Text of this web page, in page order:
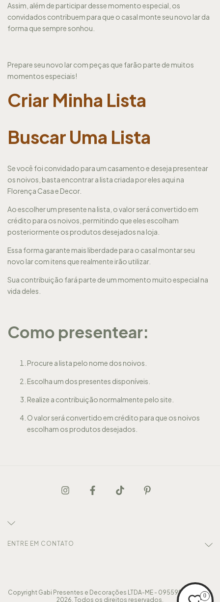
Assim, além de participar desse momento especial, os
convidados contribuem para que o casal monte seu novo lar da
forma que sempre sonhou.
Prepare seu novo lar com peças que farão parte de muitos
momentos especiais!
Criar Minha Lista
Buscar Uma Lista
Se você foi convidado para um casamento e deseja presentear
os noivos, basta encontrar a lista criada por eles aqui na
Florença Casa e Decor.
Ao escolher um presente na lista, o valor será convertido em
crédito para os noivos, permitindo que eles escolham
posteriormente os produtos desejados na loja.
Essa forma garante mais liberdade para o casal montar seu
novo lar com itens que realmente irão utilizar.
Sua contribuição fará parte de um momento muito especial na
vida deles.
Como presentear:
Procure a lista pelo nome dos noivos.
Escolha um dos presentes disponíveis.
Realize a contribuição normalmente pelo site.
O valor será convertido em crédito para que os noivos
escolham os produtos desejados.
ENTRE EM CONTATO
Copyright Gabi Presentes e Decorações LTDA-ME - 09559913000117 -
2026. Todos os direitos reservados.
0